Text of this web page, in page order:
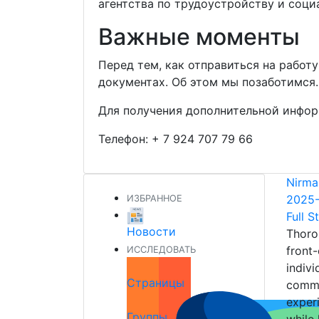
агентства по трудоустройству и
Важные моменты
Перед тем, как отправиться на
документах. Об этом мы позаботимся.
Для получения дополнительной
Телефон: + 7 924 707 79 66
ИЗБРАННОЕ
Новости
ИССЛЕДОВАТЬ
Страницы
Full
front-